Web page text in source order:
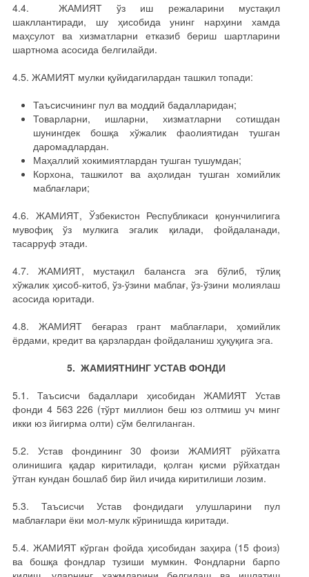
4.4. ЖАМИЯТ ўз иш режаларини мустақил
шакллантиради, шу ҳисобида унинг нарҳини хамда
маҳсулот ва хизматларни етказиб бериш шартларини
шартнома асосида белгилайди.
4.5. ЖАМИЯТ мулки қуйидагилардан ташкил топади:
Таъсисчининг пул ва моддий бадалларидан;
Товарларни, ишларни, хизматларни сотишдан
шунингдек бошқа хўжалик фаолиятидан тушган
даромадлардан.
Маҳаллий хокимиятлардан тушган тушумдан;
Корхона, ташкилот ва аҳолидан тушган хомийлик
маблағлари;
4.6. ЖАМИЯТ, Ўзбекистон Республикаси қонунчилигига
мувофиқ ўз мулкига эгалик қилади, фойдаланади,
тасарруф этади.
4.7. ЖАМИЯТ, мустақил балансга эга бўлиб, тўлиқ
хўжалик ҳисоб-китоб, ўз-ўзини маблағ, ўз-ўзини молиялаш
асосида юритади.
4.8. ЖАМИЯТ беғараз грант маблағлари, ҳомийлик
ёрдами, кредит ва қарзлардан фойдаланиш ҳуқуқига эга.
5. ЖАМИЯТНИНГ УСТАВ ФОНДИ
5.1. Таъсисчи бадаллари ҳисобидан ЖАМИЯТ Устав
фонди 4 563 226 (тўрт миллион беш юз олтмиш уч минг
икки юз йигирма олти) сўм белгиланган.
5.2. Устав фондининг 30 фоизи ЖАМИЯТ рўйхатга
олинишига қадар киритилади, қолган қисми рўйхатдан
ўтган кундан бошлаб бир йил ичида киритилиши лозим.
5.3. Таъсисчи Устав фондидаги улушларини пул
маблағлари ёки мол-мулк кўринишда киритади.
5.4. ЖАМИЯТ кўрган фойда ҳисобидан заҳира (15 фоиз)
ва бошқа фондлар тузиши мумкин. Фондларни барпо